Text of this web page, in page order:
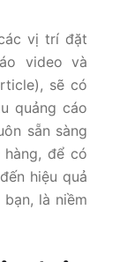
vị trí đặt
video và
sẽ có
quảng cáo
sẵn sàng
để có
hiệu quả
là niềm